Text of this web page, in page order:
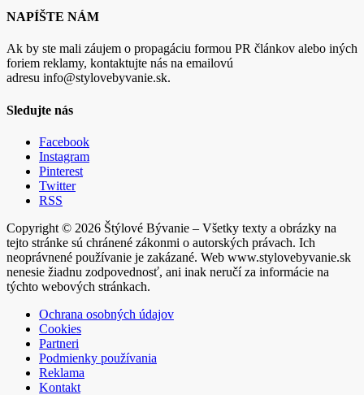
NAPÍŠTE NÁM
Ak by ste mali záujem o propagáciu formou PR článkov alebo iných
foriem reklamy, kontaktujte nás na emailovú
adresu info@stylovebyvanie.sk.
Sledujte nás
Facebook
Instagram
Pinterest
Twitter
RSS
Copyright © 2026 Štýlové Bývanie – Všetky texty a obrázky na
tejto stránke sú chránené zákonmi o autorských právach. Ich
neoprávnené používanie je zakázané. Web www.stylovebyvanie.sk
nenesie žiadnu zodpovednosť, ani inak neručí za informácie na
týchto webových stránkach.
Ochrana osobných údajov
Cookies
Partneri
Podmienky používania
Reklama
Kontakt